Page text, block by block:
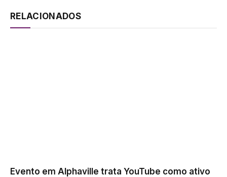
RELACIONADOS
Evento em Alphaville trata YouTube como ativo